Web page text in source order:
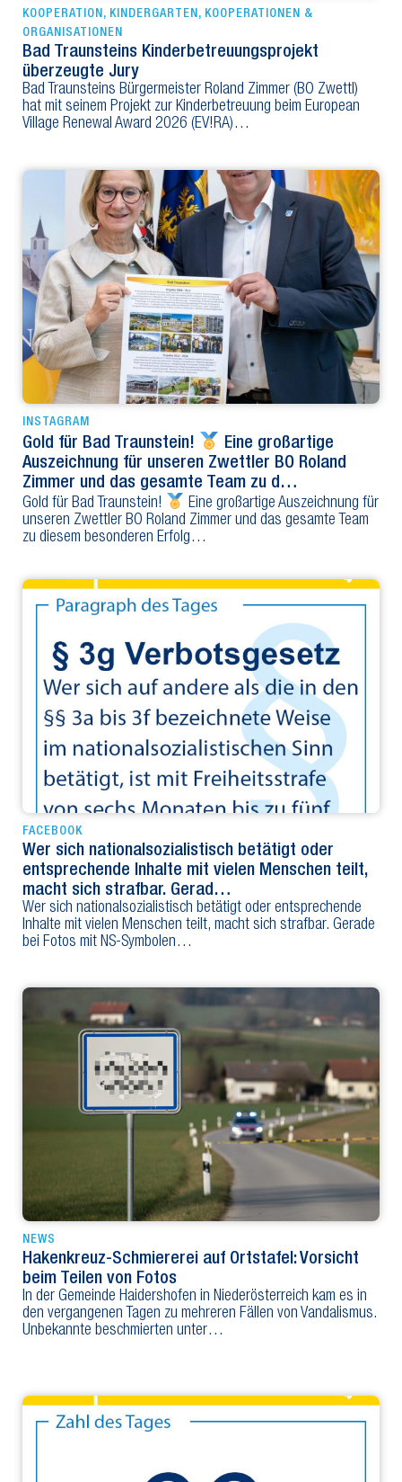
KOOPERATION , KINDERGARTEN , KOOPERATIONEN &
ORGANISATIONEN
Bad Traunsteins Kinderbetreuungsprojekt
überzeugte Jury
Bad Traunsteins Bürgermeister Roland Zimmer (BO Zwettl)
hat mit seinem Projekt zur Kinderbetreuung beim European
Village Renewal Award 2026 (EV!RA)…
INSTAGRAM
Gold für Bad Traunstein!
Eine großartige
Auszeichnung für unseren Zwettler BO Roland
Zimmer und das gesamte Team zu d…
Gold für Bad Traunstein!
Eine großartige Auszeichnung für
unseren Zwettler BO Roland Zimmer und das gesamte Team
zu diesem besonderen Erfolg…
FACEBOOK
Wer sich nationalsozialistisch betätigt oder
entsprechende Inhalte mit vielen Menschen teilt,
macht sich strafbar. Gerad…
Wer sich nationalsozialistisch betätigt oder entsprechende
Inhalte mit vielen Menschen teilt, macht sich strafbar. Gerade
bei Fotos mit NS-Symbolen…
NEWS
Hakenkreuz-Schmiererei auf Ortstafel: Vorsicht
beim Teilen von Fotos
In der Gemeinde Haidershofen in Niederösterreich kam es in
den vergangenen Tagen zu mehreren Fällen von Vandalismus.
Unbekannte beschmierten unter…